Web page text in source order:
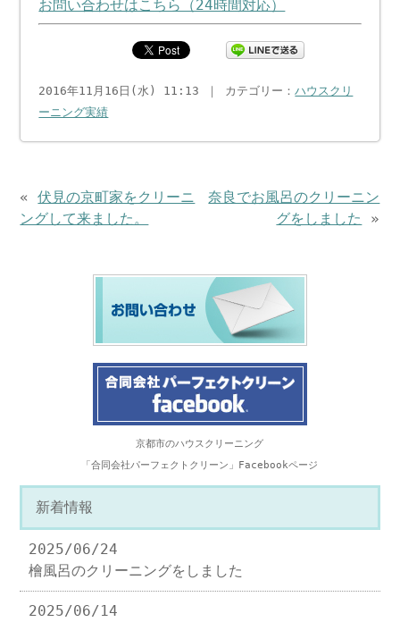
お問い合わせはこちら（24時間対応）
2016年11月16日(水) 11:13 ｜ カテゴリー：ハウスクリ
ーニング実績
«伏見の京町家をクリーニ
ングして来ました。
奈良でお風呂のクリーニン
グをしました
»
京都市のハウスクリーニング
「合同会社パーフェクトクリーン」Facebookページ
新着情報
2025/06/24
檜風呂のクリーニングをしました
2025/06/14